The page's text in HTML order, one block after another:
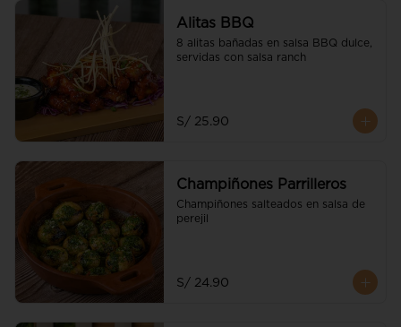
Alitas BBQ
8 alitas bañadas en salsa BBQ dulce,
servidas con salsa ranch
S/ 25.90
Champiñones Parrilleros
Champiñones salteados en salsa de
perejil
S/ 24.90